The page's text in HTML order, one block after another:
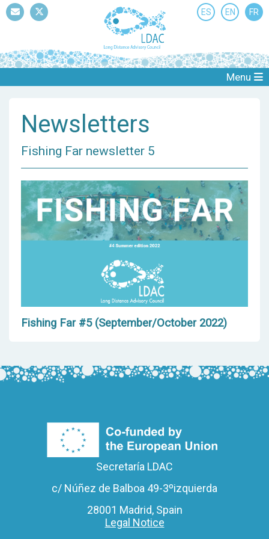
ES EN FR
Menu
Newsletters
Fishing Far newsletter 5
Fishing Far #5 (September/October 2022)
Secretaría LDAC
c/ Núñez de Balboa 49-3ºizquierda
28001 Madrid, Spain
Legal Notice